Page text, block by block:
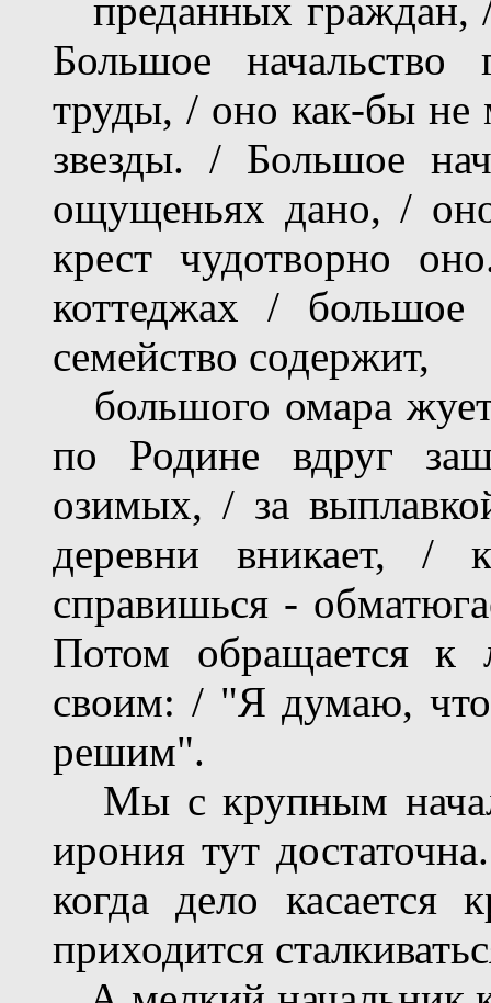
преданных граждан,
Большое начальство
труды, / оно как-бы не
звезды. / Большое
ощущеньях дано, /
крест чудотворно
коттеджах / большое
семейство содержит,
большого омара
по Родине вдруг
озимых, / за
деревни вникает, /
справишься -
Потом обращается
своим: / "Я думаю,
решим".
Мы с крупным
ирония тут
когда дело касается
приходится